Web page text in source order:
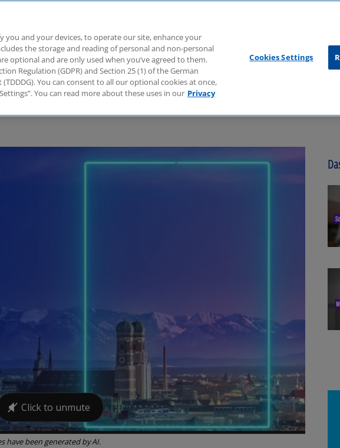
have been generated by AI.
you and your devices, to operate our site, enhance your
the storage and reading of personal and non-personal
optional and are only used when you’ve agreed to them.
Regulation (GDPR) and Section 25 (1) of the German
You can consent to all our optional cookies at once,
You can read more about these uses in our Privacy
Cookies Settings